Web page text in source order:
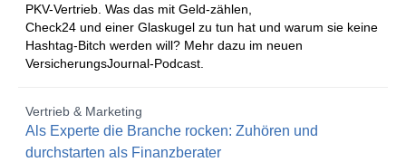
PKV-Vertrieb. Was das mit Geld-zählen,
Check24 und einer Glaskugel zu tun hat und warum sie keine
Hashtag-Bitch werden will? Mehr dazu im neuen
VersicherungsJournal-Podcast.
Vertrieb & Marketing
Als Experte die Branche rocken: Zuhören und
durchstarten als Finanzberater